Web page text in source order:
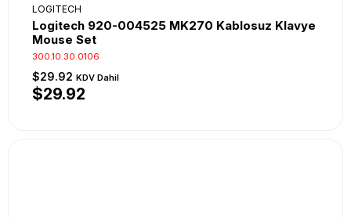
LOGITECH
Logitech 920-004525 MK270 Kablosuz Klavye
Mouse Set
300.10.30.0106
$29.92 KDV Dahil
$29.92